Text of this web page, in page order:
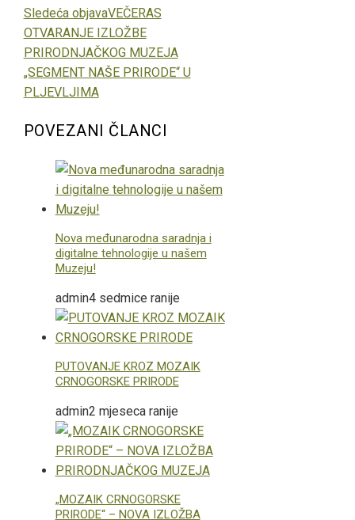
Sledeća objavaVEČERAS
OTVARANJE IZLOŽBE
PRIRODNJAČKOG MUZEJA
„SEGMENT NAŠE PRIRODE“ U
PLJEVLJIMA
POVEZANI ČLANCI
Nova međunarodna saradnja i
digitalne tehnologije u našem
Muzeju!
admin4 sedmice ranije
PUTOVANJE KROZ MOZAIK
CRNOGORSKE PRIRODE
admin2 mjeseca ranije
„MOZAIK CRNOGORSKE
PRIRODE“ – NOVA IZLOŽBA